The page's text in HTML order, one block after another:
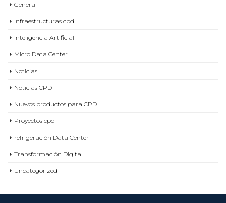
General
Infraestructuras cpd
Inteligencia Artificial
Micro Data Center
Noticias
Noticias CPD
Nuevos productos para CPD
Proyectos cpd
refrigeración Data Center
Transformación Digital
Uncategorized